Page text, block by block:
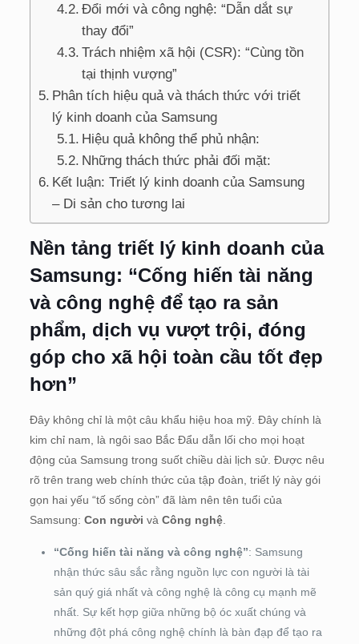
Đổi mới và công nghệ: “Dẫn dắt sự
thay đổi”
Trách nhiệm xã hội (CSR): “Cùng tồn
tại thịnh vượng”
Phân tích hiệu quả và thách thức với triết
lý kinh doanh của Samsung
Hiệu quả không thể phủ nhận:
Những thách thức phải đối mặt:
Kết luận: Triết lý kinh doanh của Samsung
– Di sản cho tương lai
Nền tảng triết lý kinh doanh của
Samsung: “Cống hiến tài năng
và công nghệ để tạo ra sản
phẩm, dịch vụ vượt trội, đóng
góp cho xã hội toàn cầu tốt đẹp
hơn”
Đây không chỉ là một câu khẩu hiệu hoa mỹ. Đây chính là
kim chỉ nam, là ngôi sao Bắc Đẩu dẫn lối cho mọi hoạt
động của Samsung trong suốt chiều dài lịch sử. Được nêu
rõ trên trang web chính thức của tập đoàn, triết lý này gói
gọn hai yếu “tố sống còn” đã làm nên tên tuổi của
Samsung: Con người và Công nghệ.
“Cống hiến tài năng và công nghệ”: Samsung
nhận thức sâu sắc rằng nguồn lực con người là tài
sản quý giá nhất và công nghệ là công cụ mạnh mẽ
nhất. Sự kết hợp giữa những bộ óc xuất chúng và
những đột phá công nghệ chính là bàn đạp để tạo ra